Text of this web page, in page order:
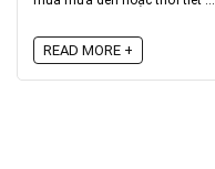
READ MORE +